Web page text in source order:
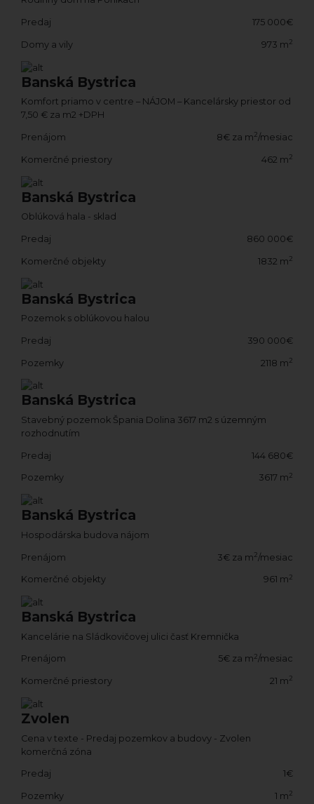
Predaj 175 000€
Domy a vily 973 m2
Banská Bystrica
Komfort priamo v centre – NÁJOM – Kancelársky priestor od
7,50 € za m2 +DPH
Prenájom 8€ za m2/mesiac
Komerčné priestory 462 m2
Banská Bystrica
Oblúková hala - sklad
Predaj 860 000€
Komerčné objekty 1832 m2
Banská Bystrica
Pozemok s oblúkovou halou
Predaj 390 000€
Pozemky 2118 m2
Banská Bystrica
Stavebný pozemok Špania Dolina 3617 m2 s územným
rozhodnutím
Predaj 144 680€
Pozemky 3617 m2
Banská Bystrica
Hospodárska budova nájom
Prenájom 3€ za m2/mesiac
Komerčné objekty 961 m2
Banská Bystrica
Kancelárie na Sládkovičovej ulici časť Kremnička
Prenájom 5€ za m2/mesiac
Komerčné priestory 21 m2
Zvolen
Cena v texte - Predaj pozemkov a budovy - Zvolen
komerčná zóna
Predaj 1€
Pozemky 1 m2